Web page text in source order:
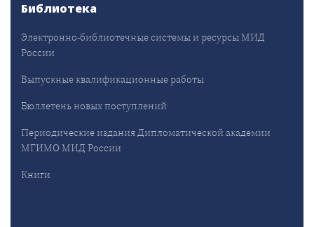
Библиотека
Электронно-библиотечные системы и ресурсы МИД
России
Выпускные квалификационные работы
Бюллетень новых поступлений
Периодические издания Дипломатической академии
МГИМО МИД России
Книги